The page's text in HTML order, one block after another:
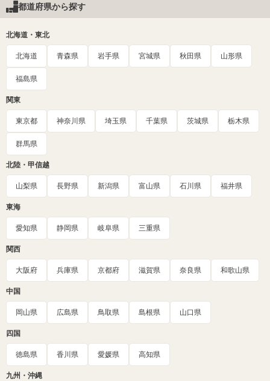
都道府県から探す
北海道・東北
北海道 青森県 岩手県 宮城県 秋田県 山形県
福島県
関東
東京都 神奈川県 埼玉県 千葉県 茨城県 栃木県
群馬県
北陸・甲信越
山梨県 長野県 新潟県 富山県 石川県 福井県
東海
愛知県 静岡県 岐阜県 三重県
関西
大阪府 兵庫県 京都府 滋賀県 奈良県 和歌山県
中国
岡山県 広島県 鳥取県 島根県 山口県
四国
徳島県 香川県 愛媛県 高知県
九州・沖縄